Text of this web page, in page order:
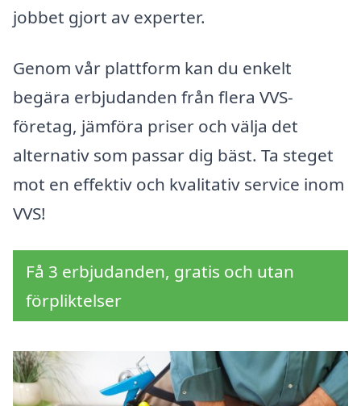
jobbet gjort av experter.
Genom vår plattform kan du enkelt
begära erbjudanden från flera VVS-
företag, jämföra priser och välja det
alternativ som passar dig bäst. Ta steget
mot en effektiv och kvalitativ service inom
VVS!
Få 3 erbjudanden, gratis och utan
förpliktelser